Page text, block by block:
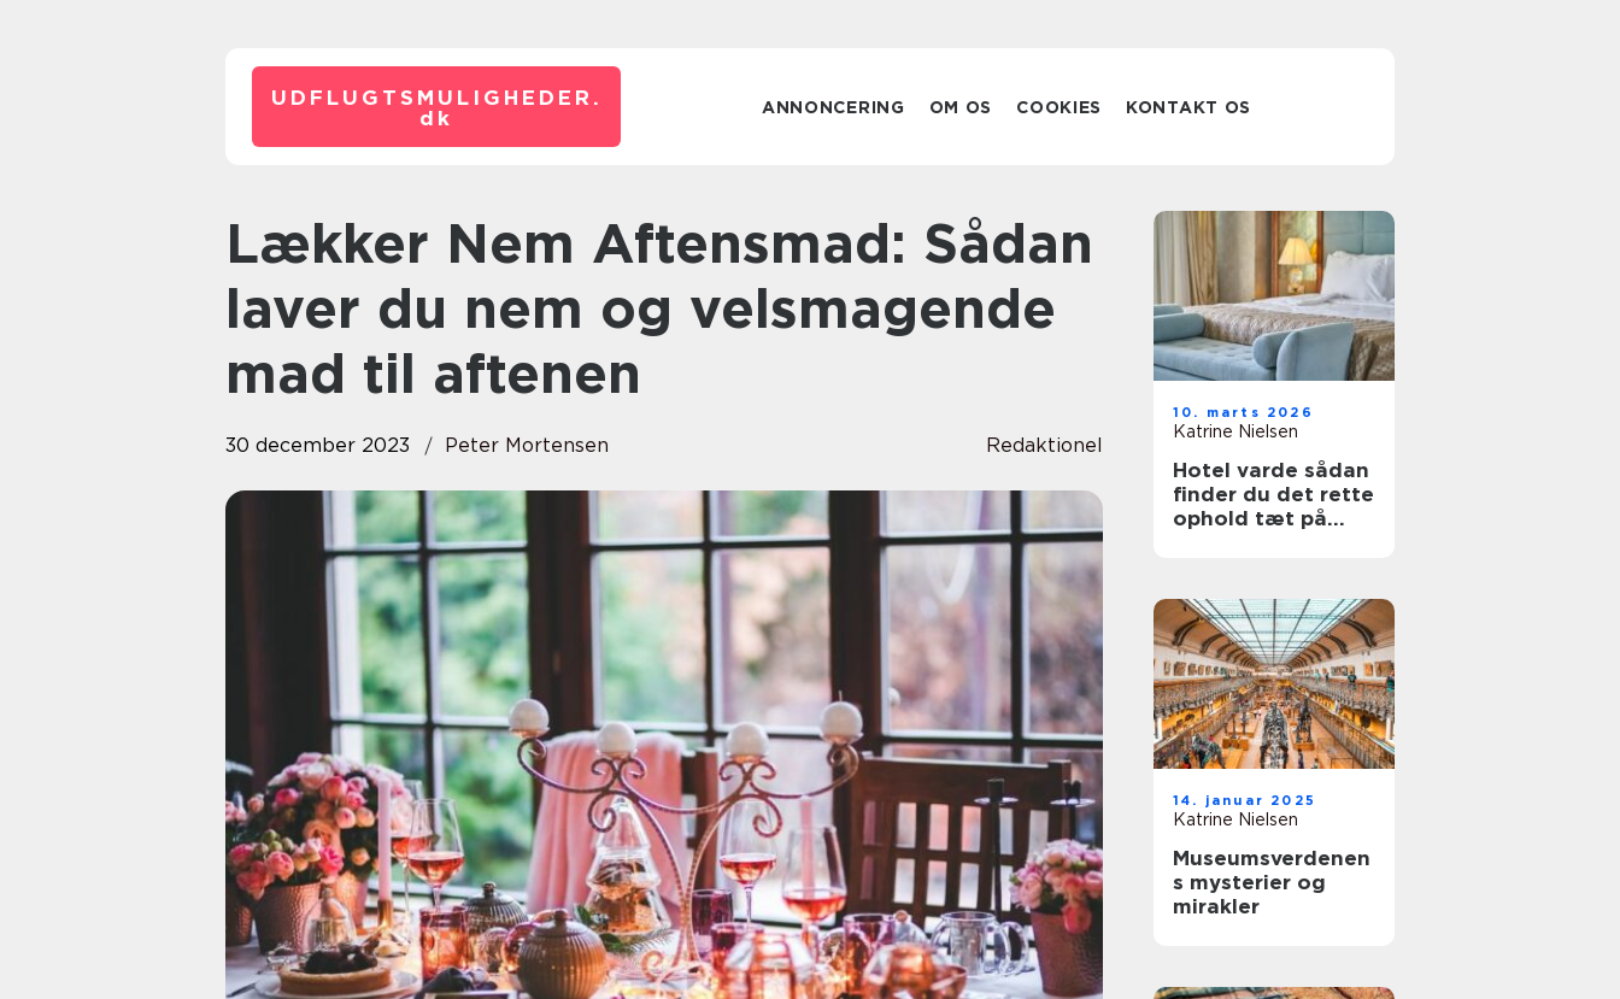
UDFLUGTSMULIGHEDER.
dk
ANNONCERING OM OS COOKIES KONTAKT OS
Lækker Nem Aftensmad: Sådan
laver du nem og velsmagende
mad til aftenen
30 december 2023 Peter Mortensen Redaktionel
10. marts 2026
Katrine Nielsen
Hotel varde sådan
finder du det rette
ophold tæt på
14. januar 2025
Katrine Nielsen
Museumsverdenen
s mysterier og
mirakler